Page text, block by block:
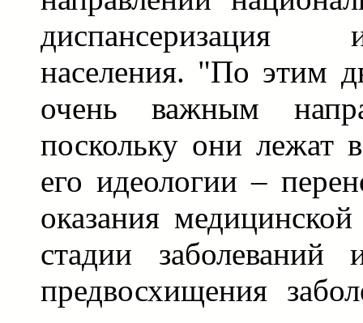
населения. "По этим
очень важным
поскольку они лежат
его идеологии –
оказания
стадии
предвосхищения